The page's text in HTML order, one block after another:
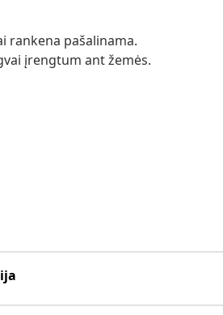
rankena pašalinama.
įrengtum ant žemės.